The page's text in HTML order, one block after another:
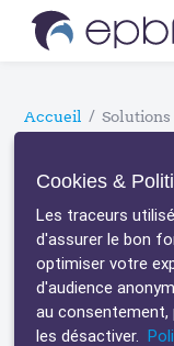
Accueil /Solutions
La
Cookies &
Les traceurs
d'assurer le bon
optimiser votre
d'audience
au consentement,
les désactiver.